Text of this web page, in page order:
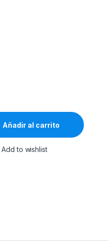
Catia V5 - 2a Edición /
Añadir al carrito
Add to wishlist